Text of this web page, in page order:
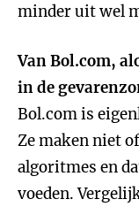
minder uit wel
Van Bol.com,
in de
Bol.com is
Ze maken niet
algoritmes en
voeden.